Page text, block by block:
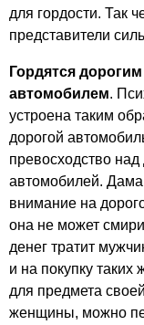
для гордости. Так
представители
Гордятся дорогим
автомобилем.
устроена таким
дорогой
превосходство
автомобилей.
внимание на
она не может
денег тратит
и на покупку таких
для предмета
женщины, можно